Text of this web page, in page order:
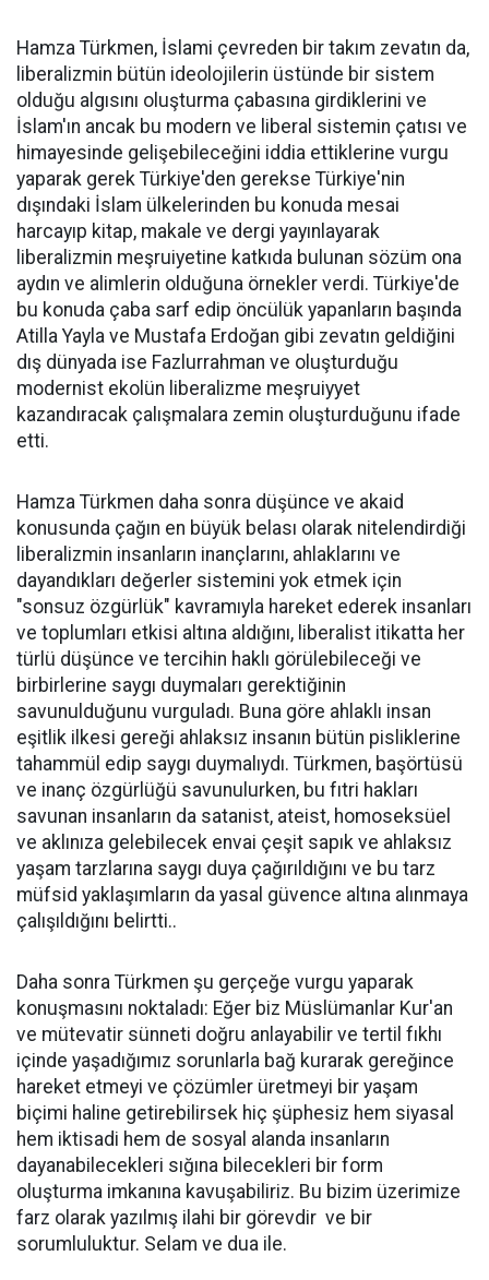
Hamza Türkmen, İslami çevreden bir takım zevatın da,
liberalizmin bütün ideolojilerin üstünde bir sistem
olduğu algısını oluşturma çabasına girdiklerini ve
İslam'ın ancak bu modern ve liberal sistemin çatısı ve
himayesinde gelişebileceğini iddia ettiklerine vurgu
yaparak gerek Türkiye'den gerekse Türkiye'nin
dışındaki İslam ülkelerinden bu konuda mesai
harcayıp kitap, makale ve dergi yayınlayarak
liberalizmin meşruiyetine katkıda bulunan sözüm ona
aydın ve alimlerin olduğuna örnekler verdi. Türkiye'de
bu konuda çaba sarf edip öncülük yapanların başında
Atilla Yayla ve Mustafa Erdoğan gibi zevatın geldiğini
dış dünyada ise Fazlurrahman ve oluşturduğu
modernist ekolün liberalizme meşruiyyet
kazandıracak çalışmalara zemin oluşturduğunu ifade
etti.
Hamza Türkmen daha sonra düşünce ve akaid
konusunda çağın en büyük belası olarak nitelendirdiği
liberalizmin insanların inançlarını, ahlaklarını ve
dayandıkları değerler sistemini yok etmek için
"sonsuz özgürlük" kavramıyla hareket ederek insanları
ve toplumları etkisi altına aldığını, liberalist itikatta her
türlü düşünce ve tercihin haklı görülebileceği ve
birbirlerine saygı duymaları gerektiğinin
savunulduğunu vurguladı. Buna göre ahlaklı insan
eşitlik ilkesi gereği ahlaksız insanın bütün pisliklerine
tahammül edip saygı duymalıydı. Türkmen, başörtüsü
ve inanç özgürlüğü savunulurken, bu fıtri hakları
savunan insanların da satanist, ateist, homoseksüel
ve aklınıza gelebilecek envai çeşit sapık ve ahlaksız
yaşam tarzlarına saygı duya çağırıldığını ve bu tarz
müfsid yaklaşımların da yasal güvence altına alınmaya
çalışıldığını belirtti..
Daha sonra Türkmen şu gerçeğe vurgu yaparak
konuşmasını noktaladı: Eğer biz Müslümanlar Kur'an
ve mütevatir sünneti doğru anlayabilir ve tertil fıkhı
içinde yaşadığımız sorunlarla bağ kurarak gereğince
hareket etmeyi ve çözümler üretmeyi bir yaşam
biçimi haline getirebilirsek hiç şüphesiz hem siyasal
hem iktisadi hem de sosyal alanda insanların
dayanabilecekleri sığına bilecekleri bir form
oluşturma imkanına kavuşabiliriz. Bu bizim üzerimize
farz olarak yazılmış ilahi bir görevdir ve bir
sorumluluktur. Selam ve dua ile.